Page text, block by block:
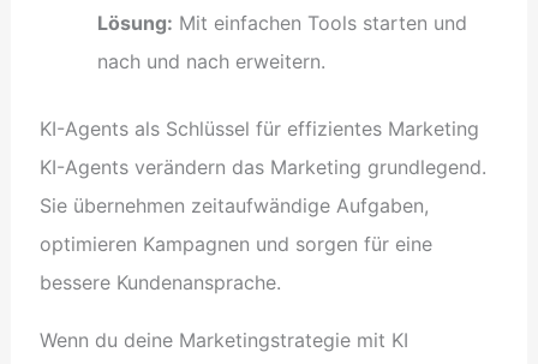
Lösung: Mit einfachen Tools starten und
nach und nach erweitern.
KI-Agents als Schlüssel für effizientes Marketing
KI-Agents verändern das Marketing grundlegend.
Sie übernehmen zeitaufwändige Aufgaben,
optimieren Kampagnen und sorgen für eine
bessere Kundenansprache.
Wenn du deine Marketingstrategie mit KI